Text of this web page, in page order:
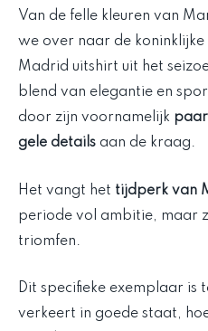
Van de felle kleuren van
we over naar de
Madrid uitshirt uit het
blend van elegantie en
door zijn voornamelijk
gele details aan de kraag.
Het vangt het tijdperk van
periode vol ambitie, maar
triomfen.
Dit specifieke exemplaar is
verkeert in goede staat,